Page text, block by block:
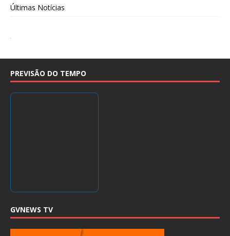
Últimas Notícias
PREVISÃO DO TEMPO
GVNEWS TV